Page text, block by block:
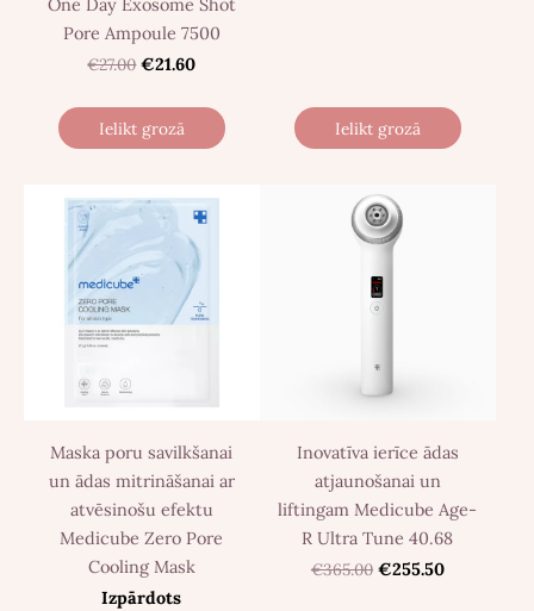
One Day Exosome Shot
Pore Ampoule 7500
€27.00 €21.60
Ielikt grozā Ielikt grozā
Maska poru savilkšanai
un ādas mitrināšanai ar
atvēsinošu efektu
Medicube Zero Pore
Cooling Mask
Izpārdots
Inovatīva ierīce ādas
atjaunošanai un
liftingam Medicube Age-
R Ultra Tune 40.68
€365.00 €255.50